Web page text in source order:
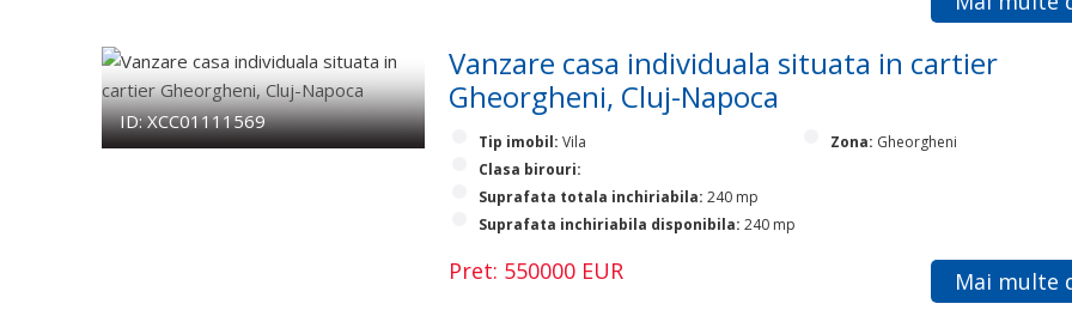
ID: XCC01111569
Vanzare casa individuala situata in cartier
Gheorgheni, Cluj-Napoca
Tip imobil: Vila
Clasa birouri:
Suprafata totala inchiriabila: 240 mp
Suprafata inchiriabila disponibila: 240 mp
Zona: Gheorgheni
Mai multe
Pret: 550000 EUR